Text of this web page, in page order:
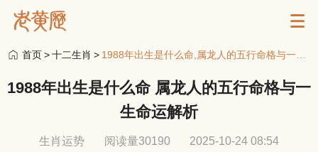
首页>十二生肖 > 1988年出生是什么命,属龙人的五行命格与一生命运解析
1988年出生是什么命 属龙人的五行命格与一
生命运解析
生肖运势 阅读量30190 2025-10-24 08:54